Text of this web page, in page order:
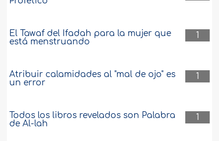
1
El Tawaf del Ifadah para la mujer que
está menstruando
1
Atribuir calamidades al "mal de ojo" es
un error
1
Todos los libros revelados son Palabra
de Al-lah